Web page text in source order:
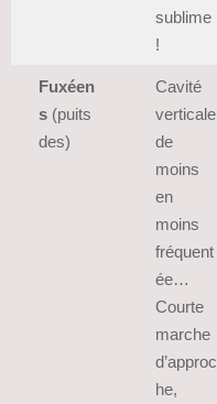
sublime
!
Fuxéen
s (puits
des)
Cavité
verticale
de
moins
en
moins
fréquent
ée…
Courte
marche
d’approc
he,